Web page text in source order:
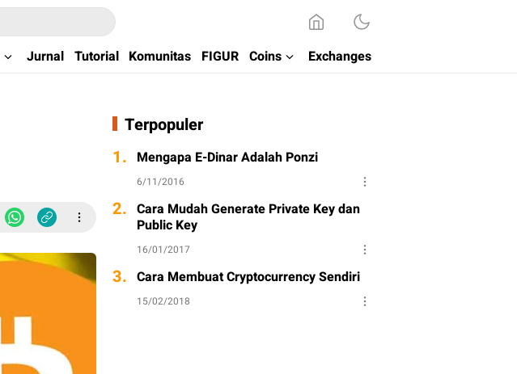
Jurnal Tutorial Komunitas FIGUR Coins Exchanges
Terpopuler
1. Mengapa E-Dinar Adalah Ponzi
6/11/2016
2. Cara Mudah Generate Private Key dan
Public Key
16/01/2017
3. Cara Membuat Cryptocurrency Sendiri
15/02/2018